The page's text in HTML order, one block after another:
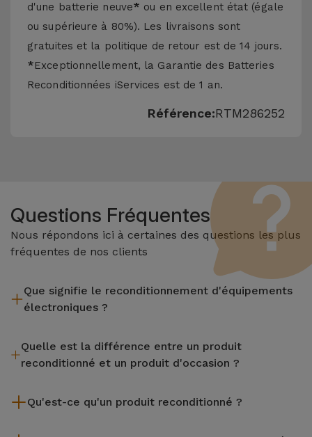
d'une batterie neuve* ou en excellent état (égale
ou supérieure à 80%). Les livraisons sont
gratuites et la politique de retour est de 14 jours.
*Exceptionnellement, la Garantie des Batteries
Reconditionnées iServices est de 1 an.
Référence:RTM286252
Questions Fréquentes
Nous répondons ici à certaines des questions les plus
fréquentes de nos clients
Que signifie le reconditionnement d'équipements
électroniques ?
l'inspection, le nettoyage, sans oublier la réparation de tout
composant défectueux. Il convient de rappeler que tous les
plusieurs tests rigoureux de qualité et de performance avant
Quelle est la différence entre un produit
reconditionné et un produit d'occasion ?
testés et préparés par des techniciens spécialisés pour
Qu'est-ce qu'un produit reconditionné ?